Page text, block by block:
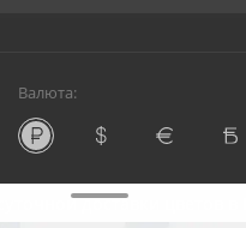
Валюта:
доставки цветов в